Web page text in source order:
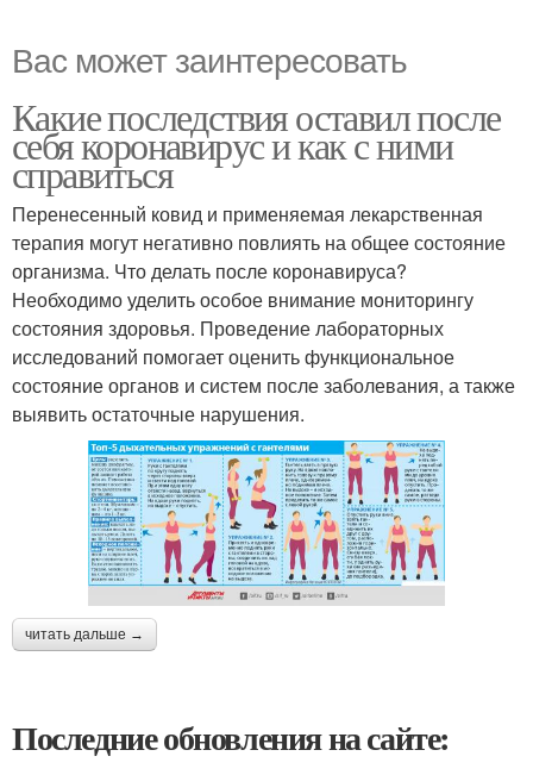
Вас может заинтересовать
Какие последствия оставил после
себя коронавирус и как с ними
справиться
Перенесенный ковид и применяемая лекарственная
терапия могут негативно повлиять на общее состояние
организма. Что делать после коронавируса?
Необходимо уделить особое внимание мониторингу
состояния здоровья. Проведение лабораторных
исследований помогает оценить функциональное
состояние органов и систем после заболевания, а также
выявить остаточные нарушения.
читать дальше →
Последние обновления на сайте: